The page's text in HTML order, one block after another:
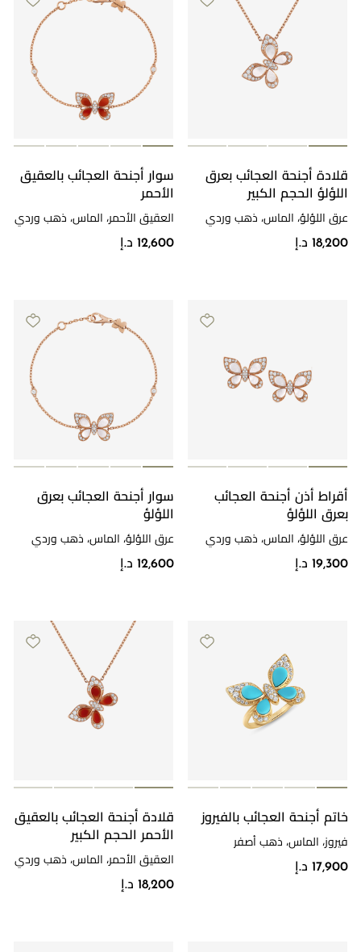
قلادة أجنحة العجائب بعرق
اللؤلؤ الحجم الكبير
عرق اللؤلؤ، الماس، ذهب وردي
18,200 د.إ
سوار أجنحة العجائب بالعقيق
الأحمر
العقيق الأحمر، الماس، ذهب وردي
12,600 د.إ
أقراط أذن أجنحة العجائب
بعرق اللؤلؤ
عرق اللؤلؤ، الماس، ذهب وردي
19,300 د.إ
سوار أجنحة العجائب بعرق
اللؤلؤ
عرق اللؤلؤ، الماس، ذهب وردي
12,600 د.إ
خاتم أجنحة العجائب بالفيروز
فيروز، الماس، ذهب أصفر
17,900 د.إ
قلادة أجنحة العجائب بالعقيق
الأحمر الحجم الكبير
العقيق الأحمر، الماس، ذهب وردي
18,200 د.إ